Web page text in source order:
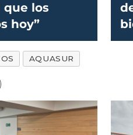
que los
hoy”
AQUASUR